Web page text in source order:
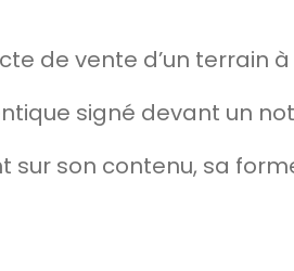
de vente d’un terrain
signé devant un
sur son contenu, sa